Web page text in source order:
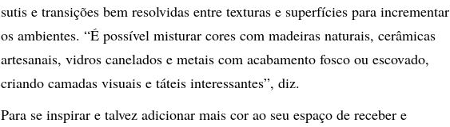
sutis e transições bem resolvidas entre texturas e superfícies para incrementar
os ambientes. “É possível misturar cores com madeiras naturais, cerâmicas
artesanais, vidros canelados e metais com acabamento fosco ou escovado,
criando camadas visuais e táteis interessantes”, diz.
Para se inspirar e talvez adicionar mais cor ao seu espaço de receber e